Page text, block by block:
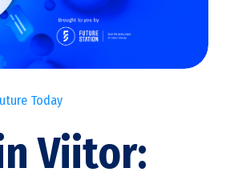
Today
Viitor: